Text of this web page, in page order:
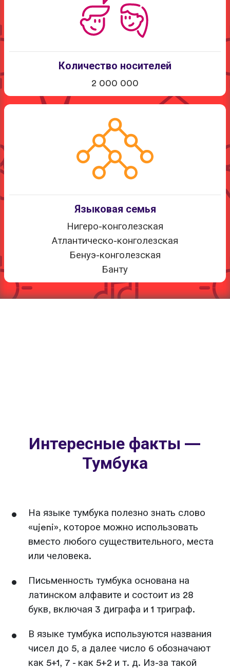
Количество носителей
2 000 000
Языковая семья
Нигеро-конголезская
Атлантическо-конголезская
Бенуэ-конголезская
Банту
Интересные факты —
Тумбука
На языке тумбука полезно знать слово
«ujeni», которое можно использовать
вместо любого существительного, места
или человека.
Письменность тумбука основана на
латинском алфавите и состоит из 28
букв, включая 3 диграфа и 1 триграф.
В языке тумбука используются названия
чисел до 5, а далее число 6 обозначают
как 5+1, 7 - как 5+2 и т. д. Из-за такой